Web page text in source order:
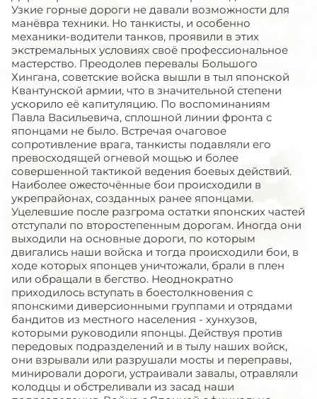
Узкие горные дороги не давали возможности для
манёвра техники. Но танкисты, и особенно
механики-водители танков, проявили в этих
экстремальных условиях своё профессиональное
мастерство. Преодолев перевалы Большого
Хингана, советские войска вышли в тыл японской
Квантунской армии, что в значительной степени
ускорило её капитуляцию. По воспоминаниям
Павла Васильевича, сплошной линии фронта с
японцами не было. Встречая очаговое
сопротивление врага, танкисты подавляли его
превосходящей огневой мощью и более
совершенной тактикой ведения боевых действий.
Наиболее ожесточённые бои происходили в
укрепрайонах, созданных ранее японцами.
Уцелевшие после разгрома остатки японских частей
отступали по второстепенным дорогам. Иногда они
выходили на основные дороги, по которым
двигались наши войска и тогда происходили бои, в
ходе которых японцев уничтожали, брали в плен
или обращали в бегство. Неоднократно
приходилось вступать в боестолкновения с
японскими диверсионными группами и отрядами
бандитов из местного населения - хунхузов,
которыми руководили японцы. Действуя против
передовых подразделений и в тылу наших войск,
они взрывали или разрушали мосты и переправы,
минировали дороги, устраивали завалы, отравляли
колодцы и обстреливали из засад наши